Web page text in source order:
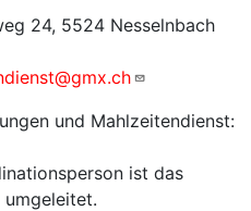
24, 5524 Nesselnbach
und Mahlzeitendienst:
ist das